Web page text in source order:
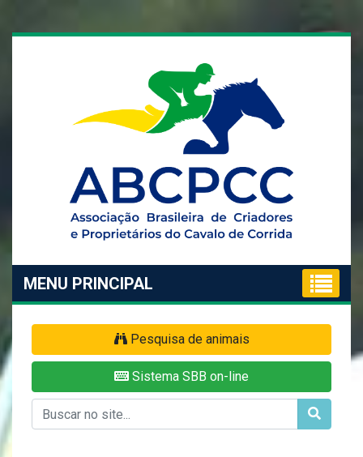
MENU PRINCIPAL
Pesquisa de animais
Sistema SBB on-line